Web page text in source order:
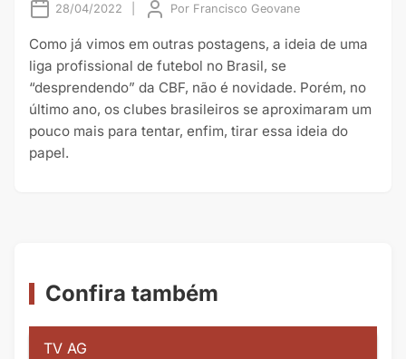
28/04/2022 Por Francisco Geovane
Como já vimos em outras postagens, a ideia de uma
liga profissional de futebol no Brasil, se
“desprendendo” da CBF, não é novidade. Porém, no
último ano, os clubes brasileiros se aproximaram um
pouco mais para tentar, enfim, tirar essa ideia do
papel.
Confira também
TV AG